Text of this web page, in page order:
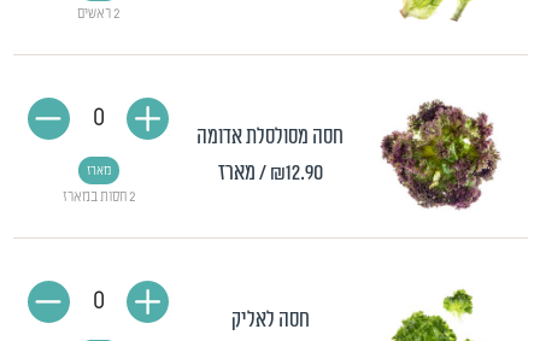
2 ראשים
חסה מסולסלת אדומה
₪12.90 / מארז
2 חסות במארז
מארז
0
חסה לאליק
0